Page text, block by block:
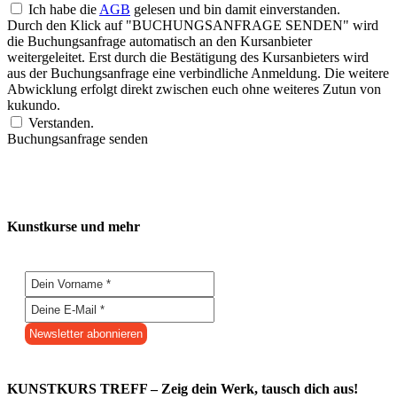
Ich habe die AGB gelesen und bin damit einverstanden.
Durch den Klick auf "BUCHUNGSANFRAGE SENDEN" wird
die Buchungsanfrage automatisch an den Kursanbieter
weitergeleitet. Erst durch die Bestätigung des Kursanbieters wird
aus der Buchungsanfrage eine verbindliche Anmeldung. Die weitere
Abwicklung erfolgt direkt zwischen euch ohne weiteres Zutun von
kukundo.
Verstanden.
Buchungsanfrage senden
Kunstkurse und mehr
KUNSTKURS TREFF – Zeig dein Werk, tausch dich aus!